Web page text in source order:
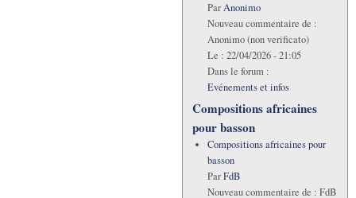
ParAnonimo
Nouveau commentaire de :
Anonimo (non verificato)
Le : 22/04/2026 - 21:05
Dans le forum :
Evénements et infos
Compositions africaines
pour basson
Compositions africaines pour
basson
ParFdB
Nouveau commentaire de : FdB